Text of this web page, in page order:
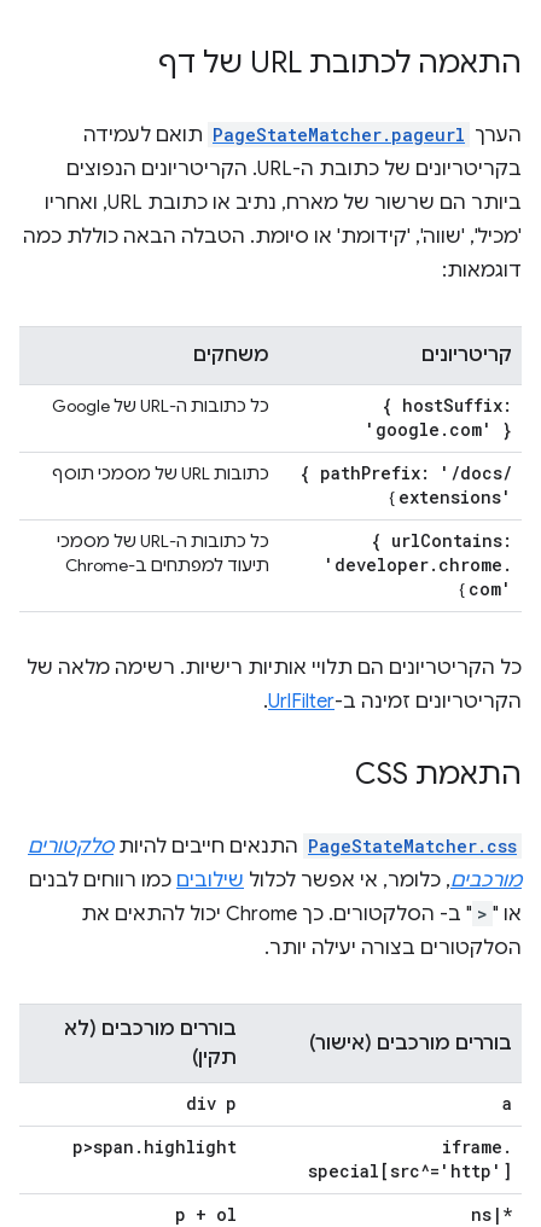
התאמה לכתובת URL של דף
הערך PageStateMatcher.pageurl תואם לעמידה
בקריטריונים של כתובת ה-URL. הקריטריונים הנפוצים
ביותר הם שרשור של מארח, נתיב או כתובת URL, ואחריו
'מכיל', 'שווה', 'קידומת' או סיומת. הטבלה הבאה כוללת כמה
דוגמאות:
קריטריונים משחקים
{ hostSuffix:
'google . com' }
כל כתובות ה-URL של Google
{ pathPrefix: ' /docs/
extensions'
}
כתובות URL של מסמכי תוסף
{ urlContains:
'developer. chrome .
com'
}
כל כתובות ה-URL של מסמכי
תיעוד למפתחים ב-Chrome
כל הקריטריונים הם תלויי אותיות רישיות. רשימה מלאה של
הקריטריונים זמינה ב-UrlFilter
.
התאמת CSS
PageStateMatcher.css התנאים חייבים להיותסלקטורים
מורכבים, כלומר, אי אפשר לכלול שילובים כמו רווחים לבנים
או " >
" ב- הסלקטורים. כך Chrome יכול להתאים את
הסלקטורים בצורה יעילה יותר.
בוררים מורכבים (אישור)
בוררים מורכבים (לא
תקין)
a
div p
iframe .
special[src^='http']
p>span . highlight
ns | *
p + ol